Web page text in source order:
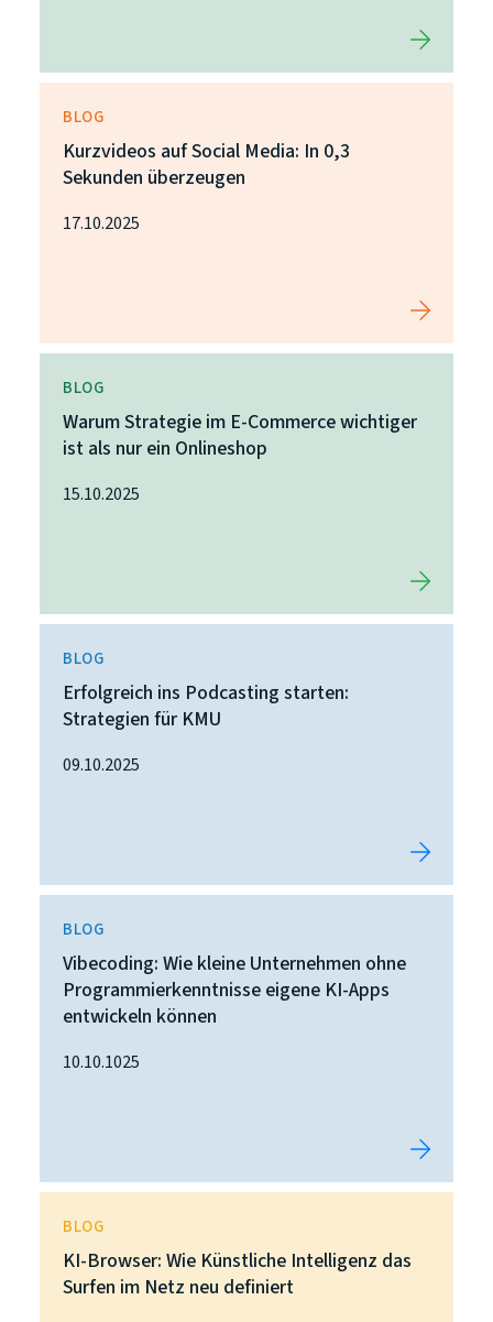
BLOG
Kurzvideos auf Social Media: In 0,3
Sekunden überzeugen
17.10.2025
BLOG
Warum Strategie im E-Commerce wichtiger
ist als nur ein Onlineshop
15.10.2025
BLOG
Erfolgreich ins Podcasting starten:
Strategien für KMU
09.10.2025
BLOG
Vibecoding: Wie kleine Unternehmen ohne
Programmierkenntnisse eigene KI-Apps
entwickeln können
10.10.1025
BLOG
KI-Browser: Wie Künstliche Intelligenz das
Surfen im Netz neu definiert